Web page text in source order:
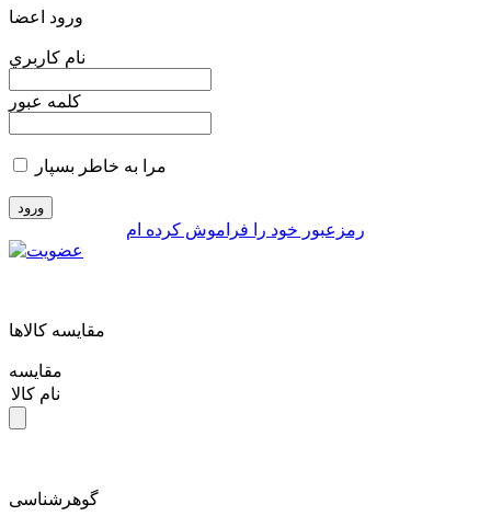
ورود اعضا
نام کاربري
کلمه عبور
مرا به خاطر بسپار
رمزعبور خود را فراموش کرده ام
مقايسه کالاها
مقایسه
نام کالا
گوهرشناسی